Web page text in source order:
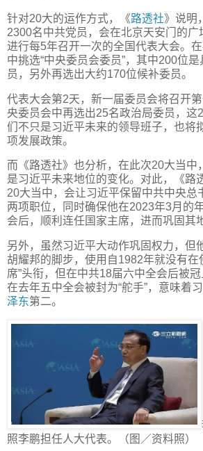
针对20大的运作方式，《路透社》说明
2300名中共党员，会在北京天安门的广
进行每5年召开一次的全国代表大会。
中挑选“中央委员会委员”，其中200位
员，另外再选出大约170位候补委员。
代表大会第2天，新一届委员会将召开
央委员会中再选出25名政治局委员，这
们不只是习近平未来的领导班子，也将
项发展政策。
而《路透社》也分析，在此次20大当中
是习近平未来地位的变化。对此，《路
20大当中，会让习近平保留中共中央总
两项职位，同时确保他在2023年3月的
会后，顺利连任国家主席，进而巩固其
另外，虽然习近平大动作巩固权力，但
胡耀邦的脚步，使用自1982年就没有在
席”头衔，但在中共18届六中全会后被冠
在去年五中全会被封为“舵手”，意味着
泽东第二。
照李鹏担任人大代表。（图／资料照）